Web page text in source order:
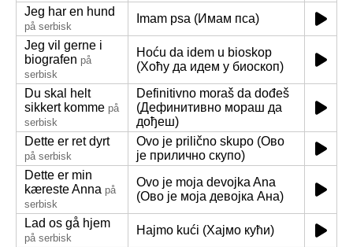
Jeg har en hund
på serbisk
Imam psa (Имам пса)
Jeg vil gerne i
biografen på
serbisk
Hoću da idem u bioskop
(Хоћу да идем у биоскоп)
Du skal helt
sikkert komme på
serbisk
Definitivno moraš da dođeš
(Дефинитивно мораш да
дођеш)
Dette er ret dyrt
på serbisk
Ovo je prilično skupo (Ово
је прилично скупо)
Dette er min
kæreste Anna på
serbisk
Ovo je moja devojka Ana
(Ово је моја девојка Ана)
Lad os gå hjem
på serbisk
Hajmo kući (Хајмо кући)